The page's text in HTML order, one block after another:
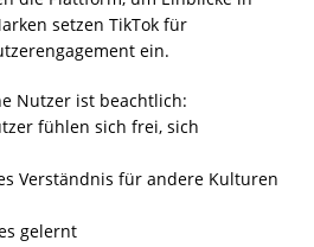
setzen TikTok für
ein.
Nutzer ist beachtlich:
fühlen sich frei, sich
Verständnis für andere Kulturen
gelernt